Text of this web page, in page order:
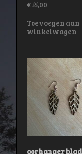
€55,00
Toevoegen aan
winkelwagen
oorhanger blad